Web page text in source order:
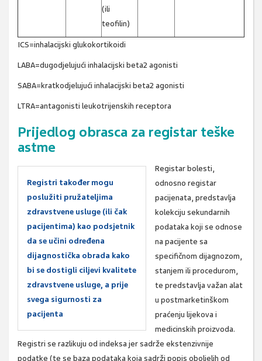
(ili
teofilin)
ICS=inhalacijski glukokortikoidi
LABA=dugodjelujući inhalacijski beta2 agonisti
SABA=kratkodjelujući inhalacijski beta2 agonisti
LTRA=antagonisti leukotrijenskih receptora
Prijedlog obrasca za registar teške
astme
Registri također mogu
poslužiti pružateljima
zdravstvene usluge (ili čak
pacijentima) kao pod­sjetnik
da se učini određena
dijagnostička obrada kako
bi se dostigli ciljevi kvalitete
zdravstvene usluge, a prije
svega sigurnosti za
pacijenta
Registar bolesti,
odnosno registar
pacijen­ata, predstavlja
kolekciju sekundarnih
podataka koji se odnose
na pacijente sa
specifičnom dij­agnozom,
stanjem ili procedurom,
te predstavlja važan alat
u postmarketinškom
praćenju lijekova i
medicinskih proizvoda.
Registri se razlikuju od indeksa jer sadrže ekstenzivnije
podatke (te se baza podataka koja sadrži popis oboljelih od